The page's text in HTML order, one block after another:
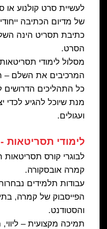
לעשיית סרט קולנוע או
של מדיום הכתיבה
כתיבת תסריט הינה
הסרט.
מסלול לימודי
המרכיבים את השלם –
כל התהליכים
מנת שיוכל להגיע לכדי
ועגולים.
לימודי תסריטאות
לבוגרי קורס
קמרה אובסקורה.
עבודות תלמידים
הפייסבוק של קמרה,
והסטודנט.
תמיכה מקצועית –